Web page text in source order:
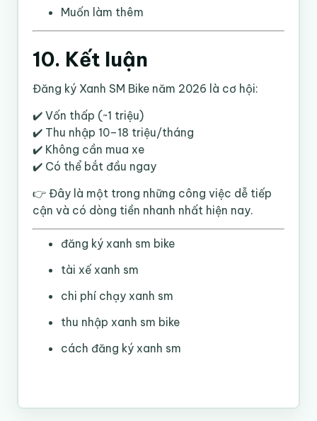
Muốn làm thêm
10. Kết luận
Đăng ký Xanh SM Bike năm 2026 là cơ hội:
✔️ Vốn thấp (~1 triệu)
✔️ Thu nhập 10–18 triệu/tháng
✔️ Không cần mua xe
✔️ Có thể bắt đầu ngay
👉 Đây là một trong những công việc dễ tiếp
cận và có dòng tiền nhanh nhất hiện nay.
đăng ký xanh sm bike
tài xế xanh sm
chi phí chạy xanh sm
thu nhập xanh sm bike
cách đăng ký xanh sm